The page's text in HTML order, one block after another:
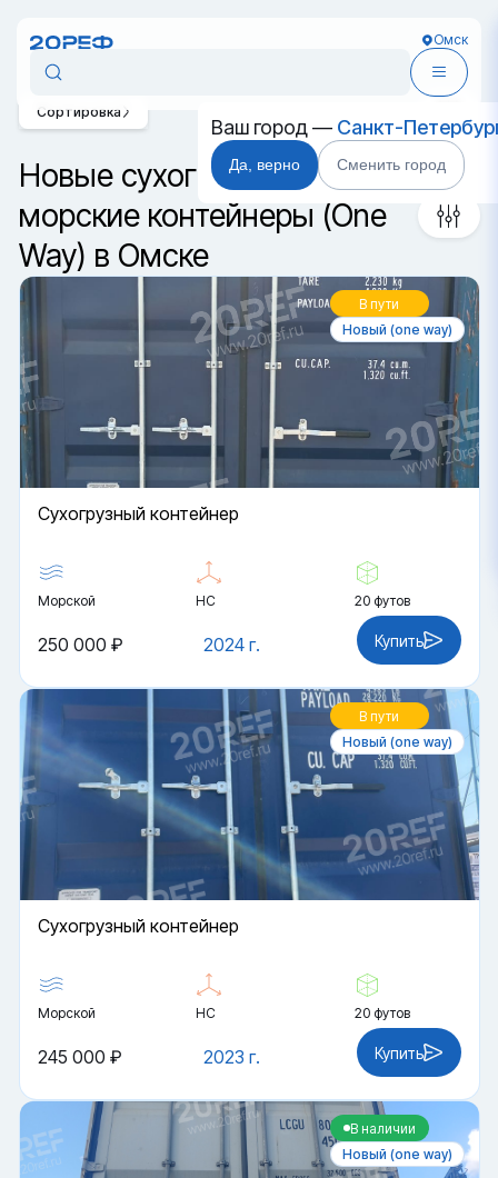
Омск
Ваш город — Санкт-
Да, верно Сменить город
Новые сухогрузные
морские контейнеры (One
Way) в Омске
Сортировка
В пути
Новый (one way)
Cухогрузный контейнер
Морской HC 20 футов
2024 г.
250 000 ₽ Купить
В пути
Новый (one way)
Cухогрузный контейнер
Морской HC 20 футов
2023 г.
245 000 ₽ Купить
В наличии
Новый (one way)